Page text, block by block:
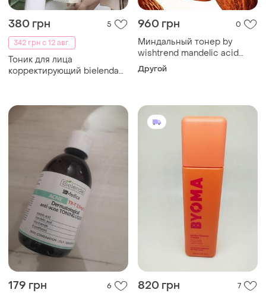
380 грн
5
342 грн с 12 авг.
Тоник для лица
корректирующий bielenda
960 грн 0
Миндальный тонер by
wishtrend mandelic acid
gentle exfoliating toner 150
мл
Другой
179 грн 6 820 грн 7